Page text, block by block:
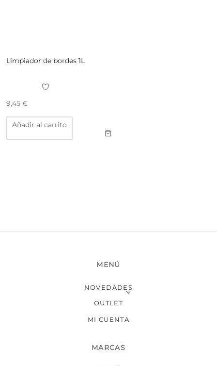
Limpiador de bordes 1L
9,45 €
Añadir al carrito
MENÚ
NOVEDADES
OUTLET
MI CUENTA
MARCAS